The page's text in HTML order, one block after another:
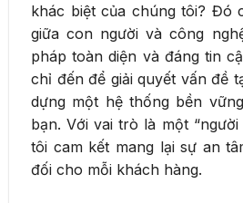
khác biệt của chúng tôi? Đó
giữa con người và công
pháp toàn diện và đáng tin
chỉ đến để giải quyết vấn đề
dựng một hệ thống bền
bạn. Với vai trò là một
tôi cam kết mang lại sự an
đối cho mỗi khách hàng.